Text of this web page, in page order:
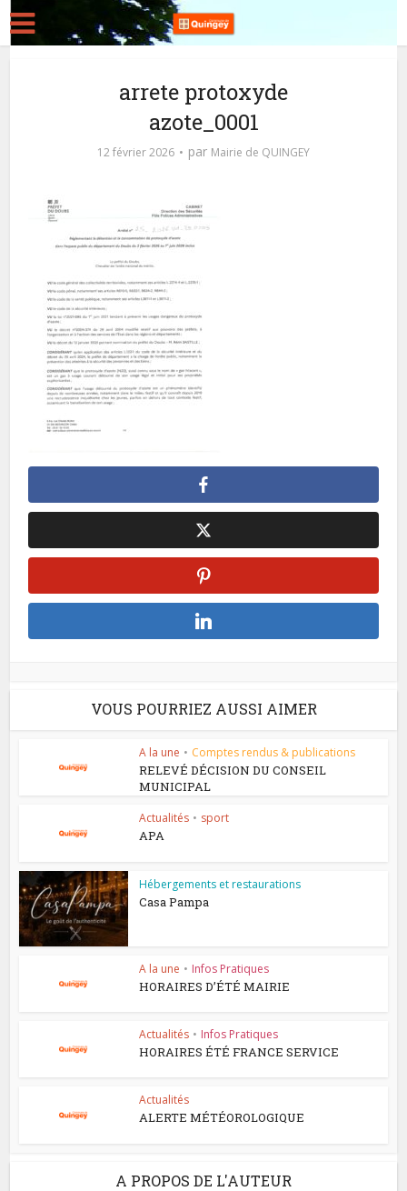
arrete protoxyde
azote_0001
12 février 2026 par Mairie de QUINGEY
VOUS POURRIEZ AUSSI AIMER
A la une • Comptes rendus & publications
RELEVÉ DÉCISION DU CONSEIL
MUNICIPAL
Actualités • sport
APA
Hébergements et restaurations
Casa Pampa
A la une • Infos Pratiques
HORAIRES D’ÉTÉ MAIRIE
Actualités • Infos Pratiques
HORAIRES ÉTÉ FRANCE SERVICE
Actualités
ALERTE MÉTÉOROLOGIQUE
A PROPOS DE L'AUTEUR